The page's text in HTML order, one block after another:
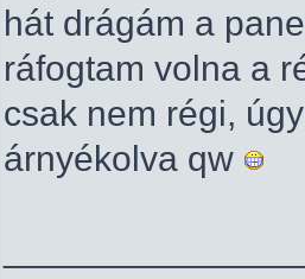
hát drágám a
ráfogtam volna a
csak nem régi,
árnyékolva qw